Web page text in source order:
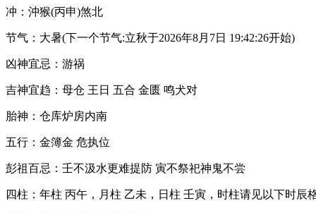
冲：沖猴(丙申)煞北
节气：大暑(下一个节气:立秋于2026年8月7日 19:42:26开始)
凶神宜忌：游祸
吉神宜趋：母仓 王日 五合 金匮 鸣犬对
胎神：仓库炉房内南
五行：金簿金 危执位
彭祖百忌：壬不汲水更难提防 寅不祭祀神鬼不尝
四柱：年柱 丙午，月柱 乙未，日柱 壬寅，时柱请见以下时辰